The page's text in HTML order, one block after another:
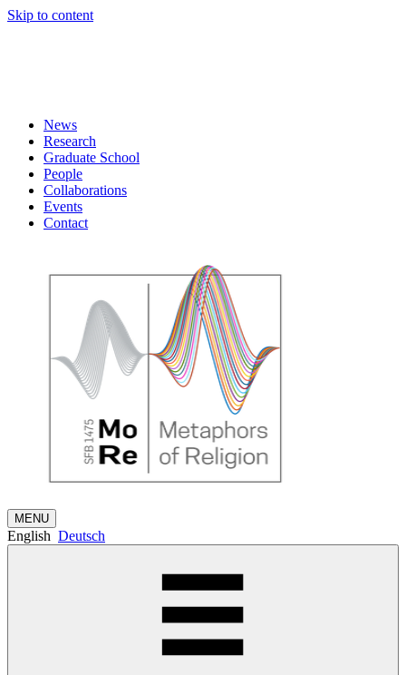
Skip to content
News
Research
Graduate School
People
Collaborations
Events
Contact
MENU
English Deutsch